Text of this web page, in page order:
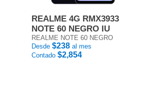
REALME 4G RMX3933
NOTE 60 NEGRO IU
REALME NOTE 60 NEGRO
Desde $238 al mes
Contado $2,854